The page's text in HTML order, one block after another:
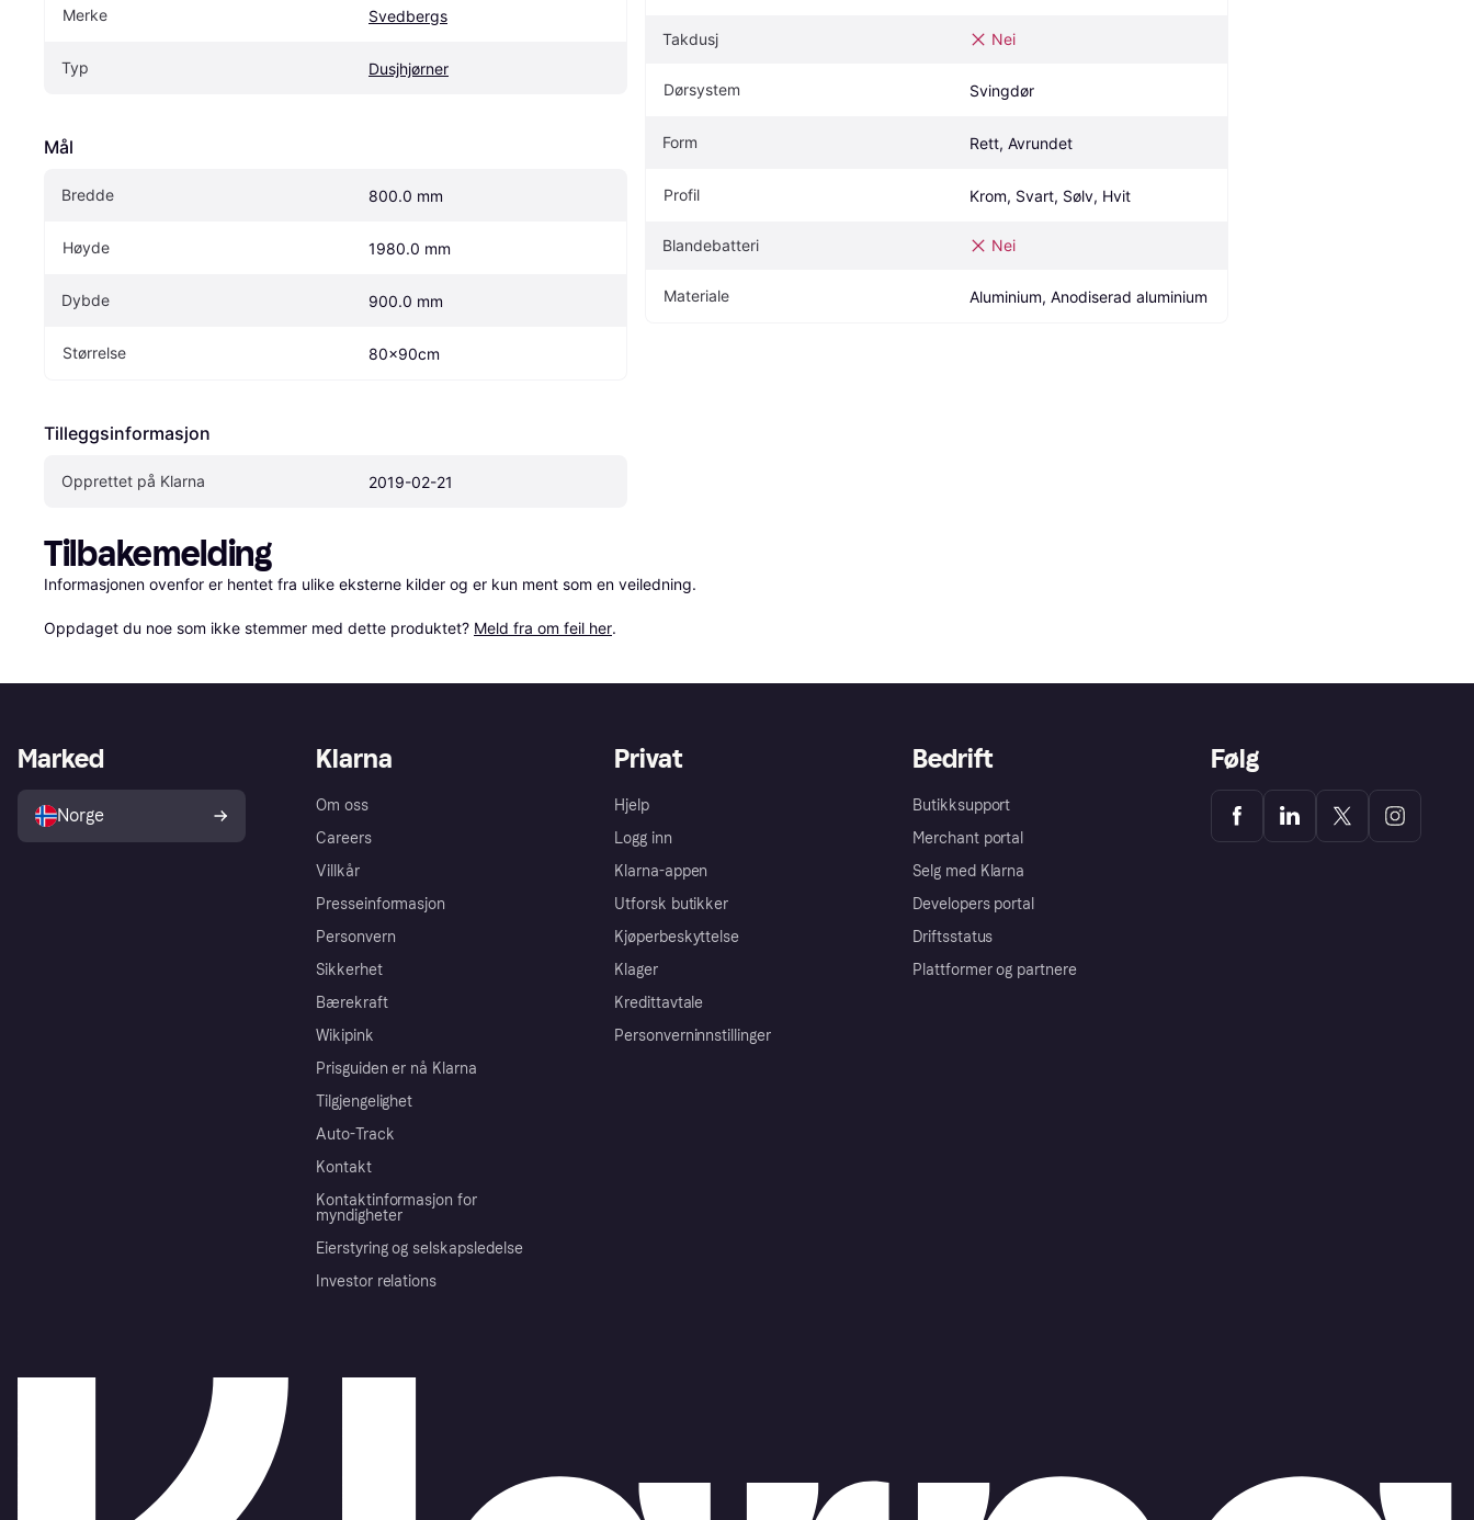
Merke Svedbergs
Typ Dusjhjørner
Mål
Bredde 800.0 mm
Høyde 1980.0 mm
Dybde 900.0 mm
Størrelse 80x90cm
Tilleggsinformasjon
Opprettet på Klarna 2019-02-21
Takdusj Nei
Dørsystem Svingdør
Form Rett, Avrundet
Profil Krom, Svart, Sølv, Hvit
Blandebatteri Nei
Materiale Aluminium, Anodiserad aluminium
Tilbakemelding
Informasjonen ovenfor er hentet fra ulike eksterne kilder og er kun ment som en veiledning.
Oppdaget du noe som ikke stemmer med dette produktet? Meld fra om feil her.
Klarna
Om oss
Careers
Villkår
Presseinformasjon
Personvern
Sikkerhet
Bærekraft
Wikipink
Prisguiden er nå Klarna
Tilgjengelighet
Auto-Track
Kontakt
Kontaktinformasjon for
myndigheter
Eierstyring og selskapsledelse
Investor relations
Privat
Hjelp
Logg inn
Klarna-appen
Utforsk butikker
Kjøperbeskyttelse
Klager
Kredittavtale
Personverninnstillinger
Bedrift
Butikksupport
Merchant portal
Selg med Klarna
Developers portal
Driftsstatus
Plattformer og partnere
Marked
Norge
Følg